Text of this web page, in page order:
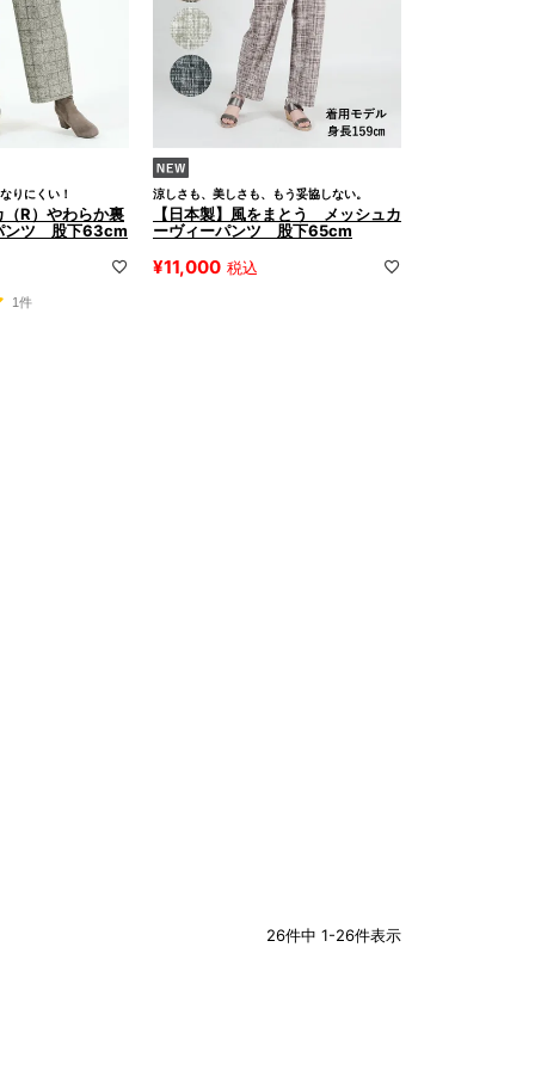
りにくい！
R）やわらか裏
ンツ 股下63cm
1件
涼しさも、美しさも、もう妥協しない。
【日本製】風をまとう メッシュカ
ーヴィーパンツ 股下65cm
¥11,000 税込
26件中 1-26件表示